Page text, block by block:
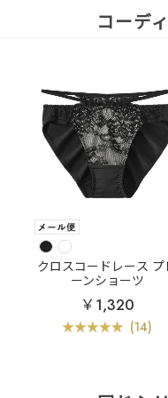
コーデ
クロスコードレース プ
ーンショーツ
￥1,320
(14)